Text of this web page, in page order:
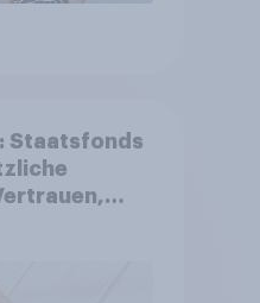
Staatsfonds